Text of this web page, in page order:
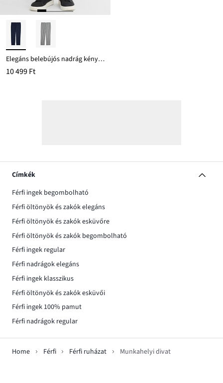
Elegáns belebújós nadrág kényelmes derékpánttal
10 499 Ft
Címkék
Férfi ingek begombolható
Férfi öltönyök és zakók elegáns
Férfi öltönyök és zakók esküvőre
Férfi öltönyök és zakók begombolható
Férfi ingek regular
Férfi nadrágok elegáns
Férfi ingek klasszikus
Férfi öltönyök és zakók esküvői
Férfi ingek 100% pamut
Férfi nadrágok regular
Home Férfi Férfi ruházat Munkahelyi divat